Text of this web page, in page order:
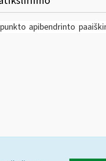
apibendrinto